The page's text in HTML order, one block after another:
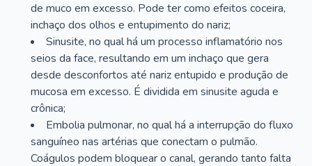
de muco em excesso. Pode ter como efeitos coceira,
inchaço dos olhos e entupimento do nariz;
Sinusite, no qual há um processo inflamatório nos
seios da face, resultando em um inchaço que gera
desde desconfortos até nariz entupido e produção de
mucosa em excesso. É dividida em sinusite aguda e
crônica;
Embolia pulmonar, no qual há a interrupção do fluxo
sanguíneo nas artérias que conectam o pulmão.
Coágulos podem bloquear o canal, gerando tanto falta